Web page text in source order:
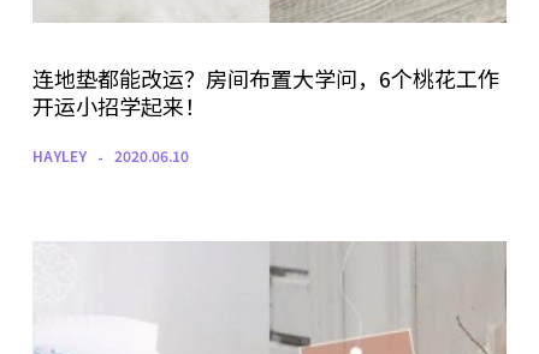
连地垫都能改运？房间布置大学问，6个桃花工作
开运小招学起来！
HAYLEY 2020.06.10